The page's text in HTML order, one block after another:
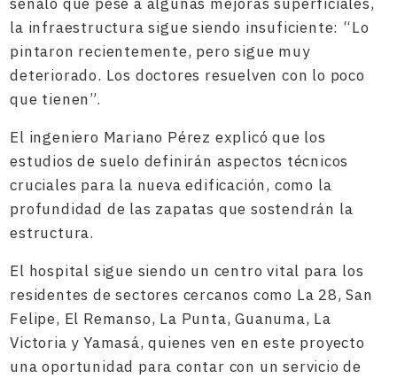
la infraestructura sigue siendo insuficiente: “Lo
pintaron recientemente, pero sigue muy
deteriorado. Los doctores resuelven con lo poco
que tienen”.
El ingeniero Mariano Pérez explicó que los
estudios de suelo definirán aspectos técnicos
cruciales para la nueva edificación, como la
profundidad de las zapatas que sostendrán la
estructura.
El hospital sigue siendo un centro vital para los
residentes de sectores cercanos como La 28, San
Felipe, El Remanso, La Punta, Guanuma, La
Victoria y Yamasá, quienes ven en este proyecto
una oportunidad para contar con un servicio de